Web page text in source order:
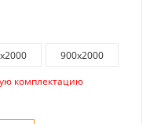
900х2000
комплектацию